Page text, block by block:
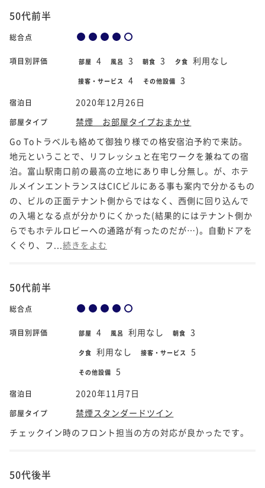
50代前半
総合点
項目別評価 部屋 4 風呂 3 朝食 3 夕食 利用なし
接客・サービス 4 その他設備 3
宿泊日 2020年12月26日
部屋タイプ
禁煙 お部屋タイプおまかせ
Go Toトラベルも絡めて御独り様での格安宿泊予約で来訪。
地元ということで、リフレッシュと在宅ワークを兼ねての宿
泊。富山駅南口前の最高の立地にあり申し分無し。が、ホテ
ルメインエントランスはCICビルにある事も案内で分かるもの
の、ビルの正面テナント側からではなく、西側に回り込んで
の入場となる点が分かりにくかった(結果的にはテナント側か
らでもホテルロビーへの通路が有ったのだが…)。自動ドアを
くぐり、フ... 続きをよむ
50代前半
総合点
項目別評価 部屋 4 風呂 利用なし 朝食 3
夕食 利用なし 接客・サービス 5
その他設備 5
宿泊日 2020年11月7日
部屋タイプ
禁煙スタンダードツイン
チェックイン時のフロント担当の方の対応が良かったです。
50代後半